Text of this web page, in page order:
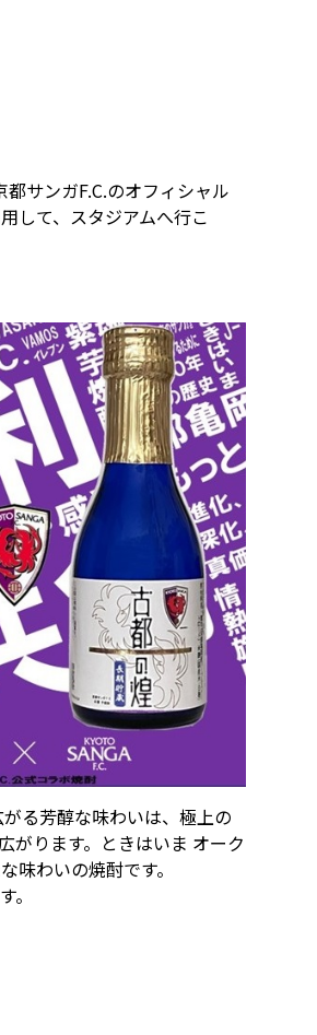
サンガF.C.のオフィシャル
して、スタジアムへ行こ
る芳醇な味わいは、極上の
がります。ときはいま オーク
わいの焼酎です。
。